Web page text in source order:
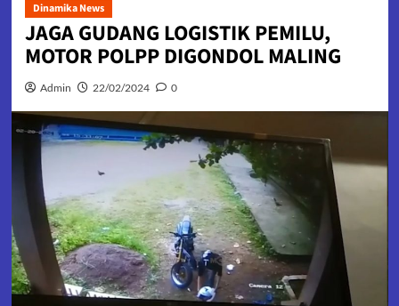
Dinamika News
JAGA GUDANG LOGISTIK PEMILU,
MOTOR POLPP DIGONDOL MALING
Admin 22/02/2024 0